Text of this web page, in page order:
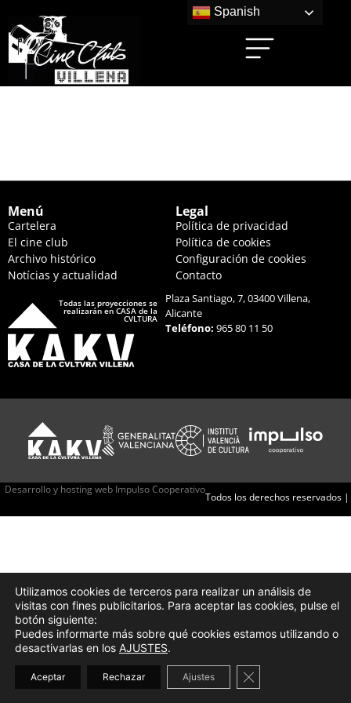
Menú
Cartelera
El cine club
Archivo histórico
Notícias y actualidad
Legal
Política de privacidad
Política de cookies
Configuración de cookies
Contacto
Todas las proyecciones se
realizarán en CASA de la
CVLTURA
Plaza Santiago, 7, 03400 Villena,
Alicante
Teléfono:965 80 11 50
Todos los derechos reservados |
Desarrollo y hosting web Impulso Cooperativo
Spanish
Utilizamos cookies de terceros para realizar un análisis de
visitas con fines publicitarios. Para aceptar las cookies, pulse el
botón siguiente:
Puedes informarte más sobre qué cookies estamos utilizando o
desactivarlas en los AJUSTES.
Aceptar Rechazar Ajustes Cerrar el banner de